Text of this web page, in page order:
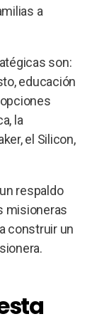
a
son:
educación
la
el Silicon,
respaldo
misioneras
construir un